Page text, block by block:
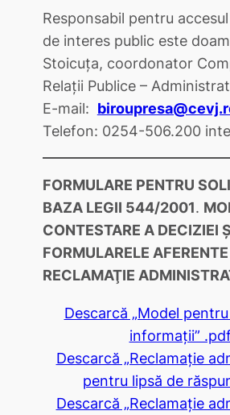
Responsabil pentru
de interes public este
Stoicuţa, coordonator
Relații Publice –
E-mail:
Telefon: 0254-506.200
FORMULARE PENTRU
BAZA LEGII 544/2001.
CONTESTARE A DECIZIEI
FORMULARELE
RECLAMAŢIE
Descarcă „Model
informaţii” .pdf
Descarcă „Reclamaţie
pentru lipsă de
Descarcă „Reclamaţie